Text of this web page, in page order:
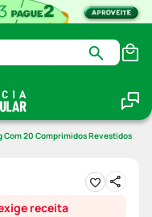
Com 20 Comprimidos Revestidos
receita